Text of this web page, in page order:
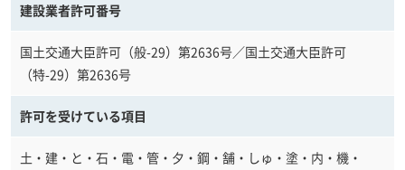
建設業者許可番号
国土交通大臣許可（般-29）第2636号／国土交通大臣許可
（特-29）第2636号
許可を受けている項目
土・建・と・石・電・管・夕・鋼・舗・しゅ・塗・内・機・